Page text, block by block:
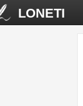
LONETI